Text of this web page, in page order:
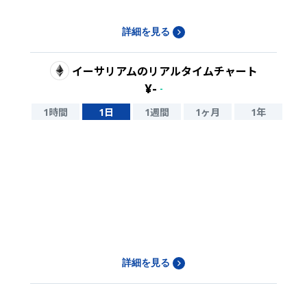
詳細を見る
イーサリアムのリアルタイムチャート
¥- -
1時間 1日 1週間 1ヶ月 1年
詳細を見る